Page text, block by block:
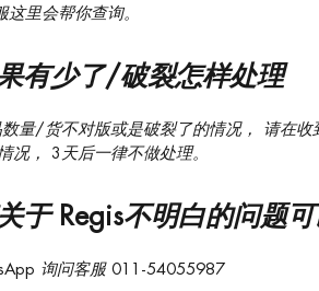
里会帮你查询。
有少了/破裂怎样处理
量/货不对版或是破裂了的情况， 请在收
况， 3天后一律不做处理。
于 Regis不明白的问题
询问客服 011-54055987